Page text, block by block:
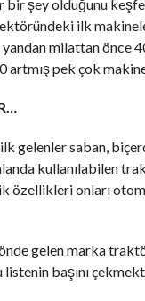
bir şey olduğunu
ilk
milattan önce
pek çok
gelenler saban,
kullanılabilen
onları
gelen marka
başını